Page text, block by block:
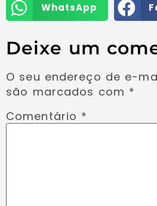
WhatsApp
Deixe um
O seu endereço de e-
são marcados com *
Comentário *